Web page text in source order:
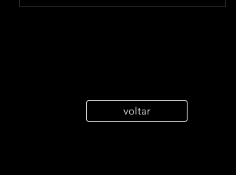
voltar